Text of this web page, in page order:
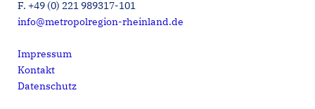
F. +49 (0) 221 989317-101
info@metropolregion-rheinland.de
Impressum
Kontakt
Datenschutz